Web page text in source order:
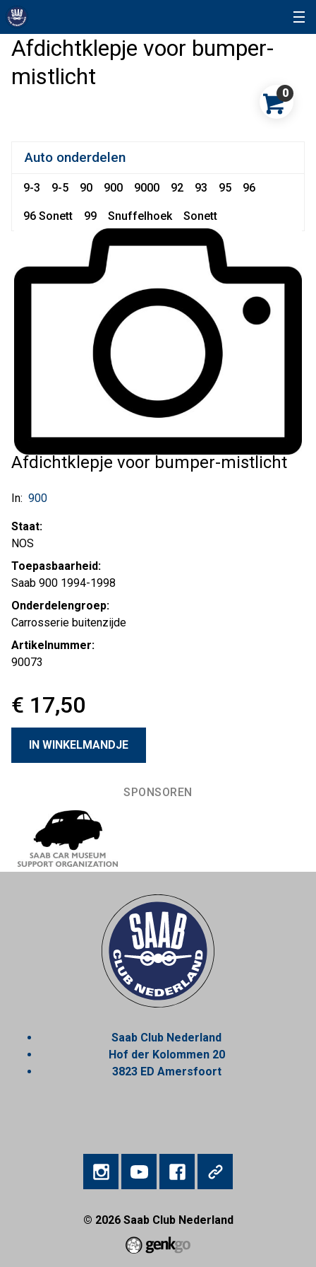
Afdichtklepje voor bumper-
mistlicht
0
Auto onderdelen
9-3 9-5 90 900 9000 92 93 95 96
96 Sonett 99 Snuffelhoek Sonett
Afdichtklepje voor bumper-mistlicht
In: 900
Staat:
NOS
Toepasbaarheid:
Saab 900 1994-1998
Onderdelengroep:
Carrosserie buitenzijde
Artikelnummer:
90073
€ 17,50
SPONSOREN
Saab Club Nederland
Hof der Kolommen 20
3823 ED Amersfoort
© 2026Saab Club Nederland